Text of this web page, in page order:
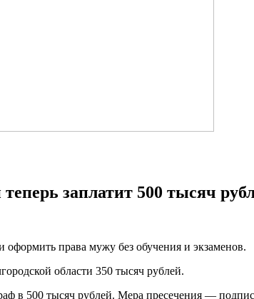
заплатит 500 тысяч
оформить права мужу без обучения и экзаменов.
области 350 тысяч рублей.
в 500 тысяч рублей. Мера пресечения —